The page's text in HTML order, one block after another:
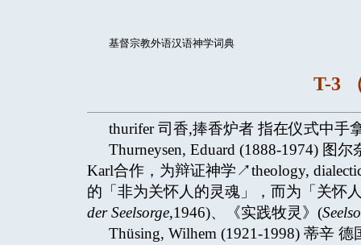
基督宗教外语汉语神学词典
T-3
thurifer 司香,捧香炉者 指在仪式中手
Thurneysen, Eduard (1888-1974) 图
Karl合作，为辩证神学↗theology,
的「非为关怀人的灵魂」，而为「关怀
der Seelsorge,1946)、《实践牧灵》(
Thüsing, Wilhem (1921-1998) 蒂辛